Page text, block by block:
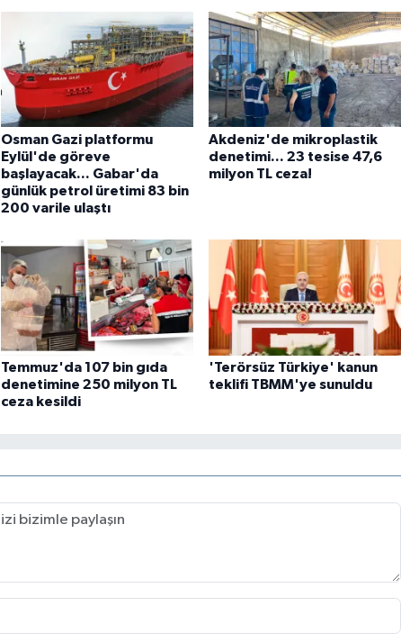
Osman Gazi platformu
Eylül'de göreve
başlayacak... Gabar'da
günlük petrol üretimi 83 bin
200 varile ulaştı
Akdeniz'de mikroplastik
denetimi... 23 tesise 47,6
milyon TL ceza!
Temmuz'da 107 bin gıda
denetimine 250 milyon TL
ceza kesildi
'Terörsüz Türkiye' kanun
teklifi TBMM'ye sunuldu